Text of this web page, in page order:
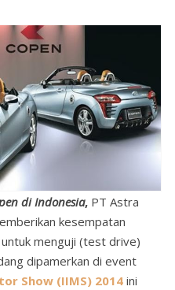
di Indonesia, PT Astra
kesempatan
menguji (test drive)
dipamerkan di event
Show (IIMS) 2014 ini